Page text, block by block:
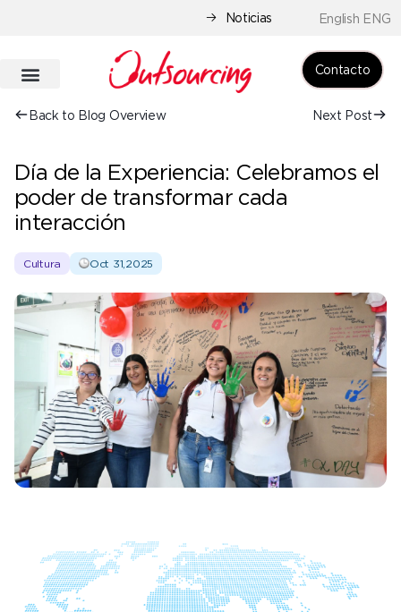
Noticias English ENG
Contacto
Back to Blog Overview Next Post
Día de la Experiencia: Celebramos el
poder de transformar cada
interacción
Cultura Oct 31,2025